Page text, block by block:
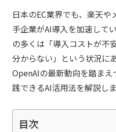
日本のEC業界でも、楽天
手企業がAI導入を加速して
の多くは「導入コストが不
分からない」という状況に
OpenAIの最新動向を踏ま
践できるAI活用法を解説しま
目次